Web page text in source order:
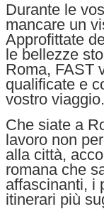
Durante le
mancare un
Approfittate
le bellezze
Roma, FAST
qualificate e
vostro viaggio.
Che siate a
lavoro non
alla città,
romana che
affascinanti, i
itinerari più